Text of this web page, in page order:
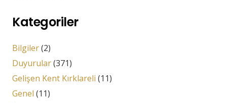
Kategoriler
Bilgiler(2)
Duyurular(371)
Gelişen Kent Kırklareli (11)
Genel (11)